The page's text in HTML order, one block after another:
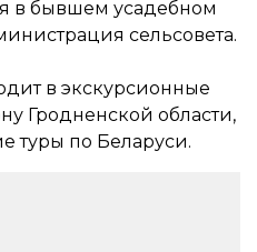
в бывшем усадебном
сельсовета.
в экскурсионные
Гродненской области,
туры по Беларуси.